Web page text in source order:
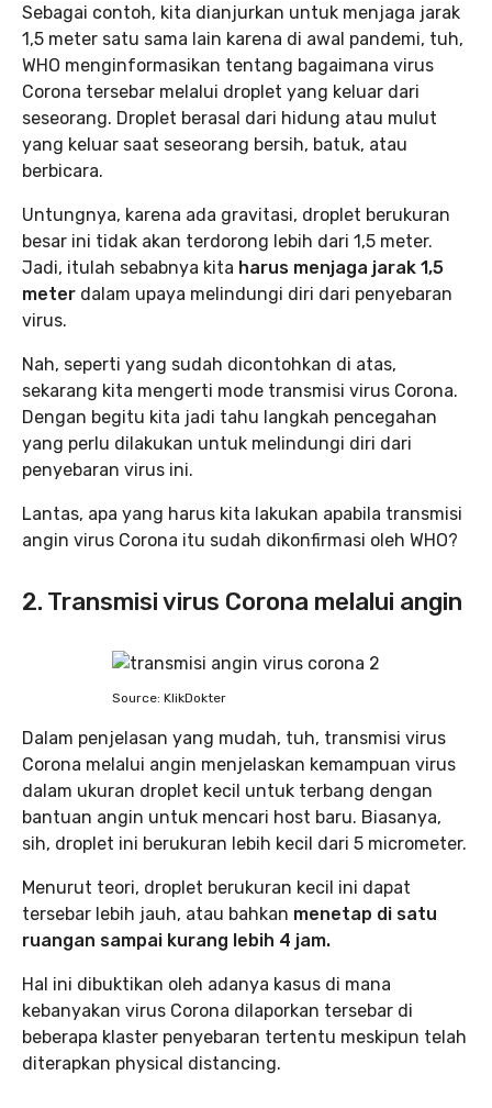
Sebagai contoh, kita dianjurkan untuk menjaga jarak
1,5 meter satu sama lain karena di awal pandemi, tuh,
WHO menginformasikan tentang bagaimana virus
Corona tersebar melalui droplet yang keluar dari
seseorang. Droplet berasal dari hidung atau mulut
yang keluar saat seseorang bersih, batuk, atau
berbicara.
Untungnya, karena ada gravitasi, droplet berukuran
besar ini tidak akan terdorong lebih dari 1,5 meter.
Jadi, itulah sebabnya kita harus menjaga jarak 1,5
meter dalam upaya melindungi diri dari penyebaran
virus.
Nah, seperti yang sudah dicontohkan di atas,
sekarang kita mengerti mode transmisi virus Corona.
Dengan begitu kita jadi tahu langkah pencegahan
yang perlu dilakukan untuk melindungi diri dari
penyebaran virus ini.
Lantas, apa yang harus kita lakukan apabila transmisi
angin virus Corona itu sudah dikonfirmasi oleh WHO?
2. Transmisi virus Corona melalui angin
Source: KlikDokter
Dalam penjelasan yang mudah, tuh, transmisi virus
Corona melalui angin menjelaskan kemampuan virus
dalam ukuran droplet kecil untuk terbang dengan
bantuan angin untuk mencari host baru. Biasanya,
sih, droplet ini berukuran lebih kecil dari 5 micrometer.
Menurut teori, droplet berukuran kecil ini dapat
tersebar lebih jauh, atau bahkan menetap di satu
ruangan sampai kurang lebih 4 jam.
Hal ini dibuktikan oleh adanya kasus di mana
kebanyakan virus Corona dilaporkan tersebar di
beberapa klaster penyebaran tertentu meskipun telah
diterapkan physical distancing.